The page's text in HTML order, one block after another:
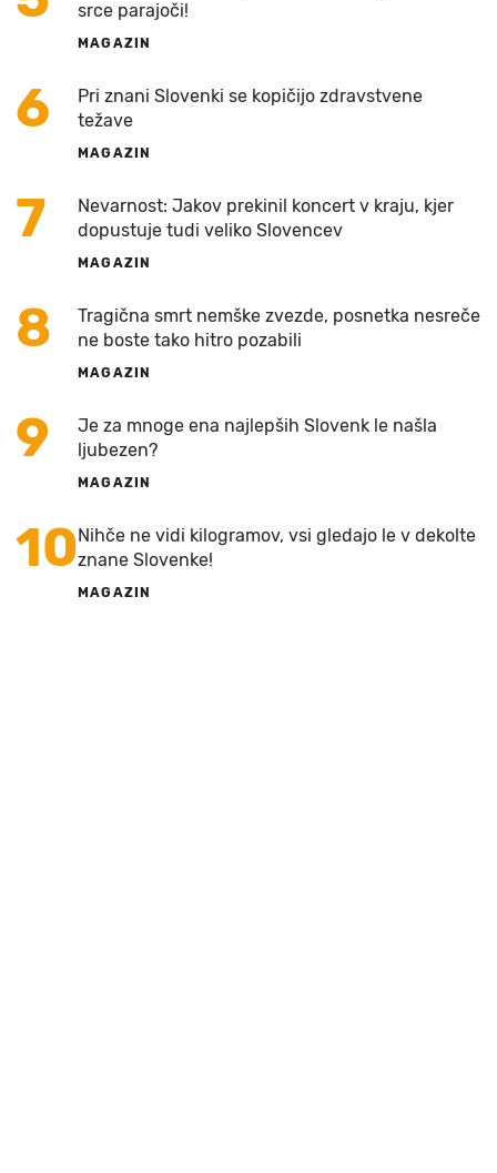
srce parajoči!
MAGAZIN
6
Pri znani Slovenki se kopičijo zdravstvene
težave
MAGAZIN
7
Nevarnost: Jakov prekinil koncert v kraju, kjer
dopustuje tudi veliko Slovencev
MAGAZIN
8
Tragična smrt nemške zvezde, posnetka nesreče
ne boste tako hitro pozabili
MAGAZIN
9
Je za mnoge ena najlepših Slovenk le našla
ljubezen?
MAGAZIN
10Nihče ne vidi kilogramov, vsi gledajo le v dekolte
znane Slovenke!
MAGAZIN